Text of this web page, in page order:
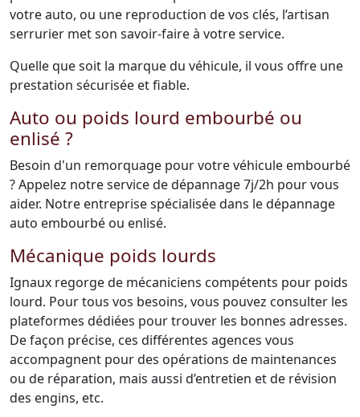
votre auto, ou une reproduction de vos clés, l’artisan
serrurier met son savoir-faire à votre service.
Quelle que soit la marque du véhicule, il vous offre une
prestation sécurisée et fiable.
Auto ou poids lourd embourbé ou
enlisé ?
Besoin d'un remorquage pour votre véhicule embourbé
? Appelez notre service de dépannage 7j/2h pour vous
aider. Notre entreprise spécialisée dans le dépannage
auto embourbé ou enlisé.
Mécanique poids lourds
Ignaux regorge de mécaniciens compétents pour poids
lourd. Pour tous vos besoins, vous pouvez consulter les
plateformes dédiées pour trouver les bonnes adresses.
De façon précise, ces différentes agences vous
accompagnent pour des opérations de maintenances
ou de réparation, mais aussi d’entretien et de révision
des engins, etc.